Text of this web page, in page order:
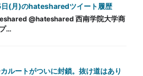
(月)のhatesharedツイート履歴
@hateshared 西南学院大学商
…
ルートがついに封鎖。抜け道はあり